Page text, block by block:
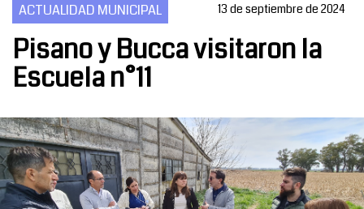
ACTUALIDAD MUNICIPAL 13 de septiembre de 2024
Pisano y Bucca visitaron la
Escuela n°11